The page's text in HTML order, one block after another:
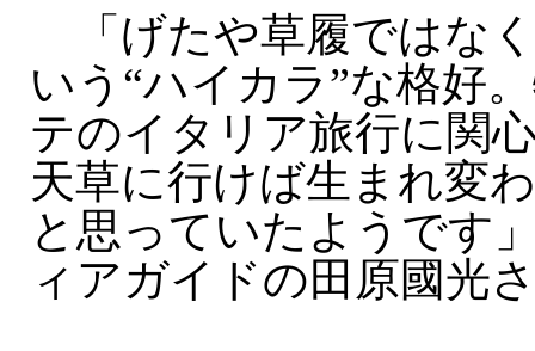
「げたや草履ではな
いう“ハイカラ”な格好
テのイタリア旅行に関
天草に行けば生まれ変
と思っていたようです
ィアガイドの田原國光